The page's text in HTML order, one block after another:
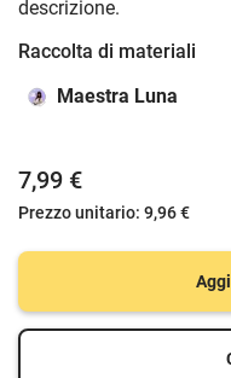
descrizione.
Raccolta di materiali
Maestra Luna
7,99 €
Prezzo unitario: 9,96 €